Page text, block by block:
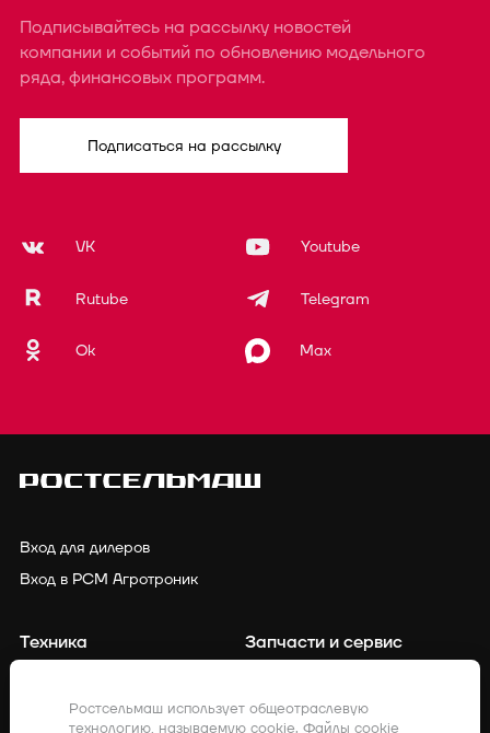
Подписывайтесь на рассылку новостей
компании и событий по обновлению модельного
ряда, финансовых программ.
Подписаться на рассылку
VK Youtube
Rutube Telegram
Ok Max
Вход для дилеров
Вход в РСМ Агротроник
Техника
Запчасти и сервис
Ростсельмаш использует общеотраслевую
технологию, называемую cookie. Файлы cookie